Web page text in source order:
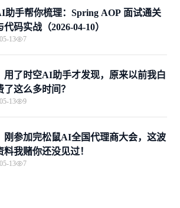
助手帮你梳理：Spring AOP 面试通关
代码实战（2026-04-10）
13 7
用了时空AI助手才发现，原来以前我白
了这么多时间？
13 9
刚参加完松鼠AI全国代理商大会，这波
料我赌你还没见过！
13 7